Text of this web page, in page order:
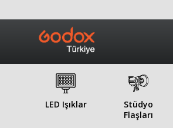
LED Işıklar
Stüdyo
Flaşları